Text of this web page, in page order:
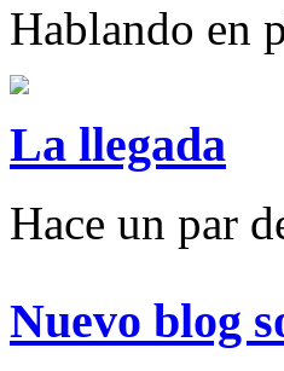
Hablando en
La llegada
Hace un par
Nuevo blog